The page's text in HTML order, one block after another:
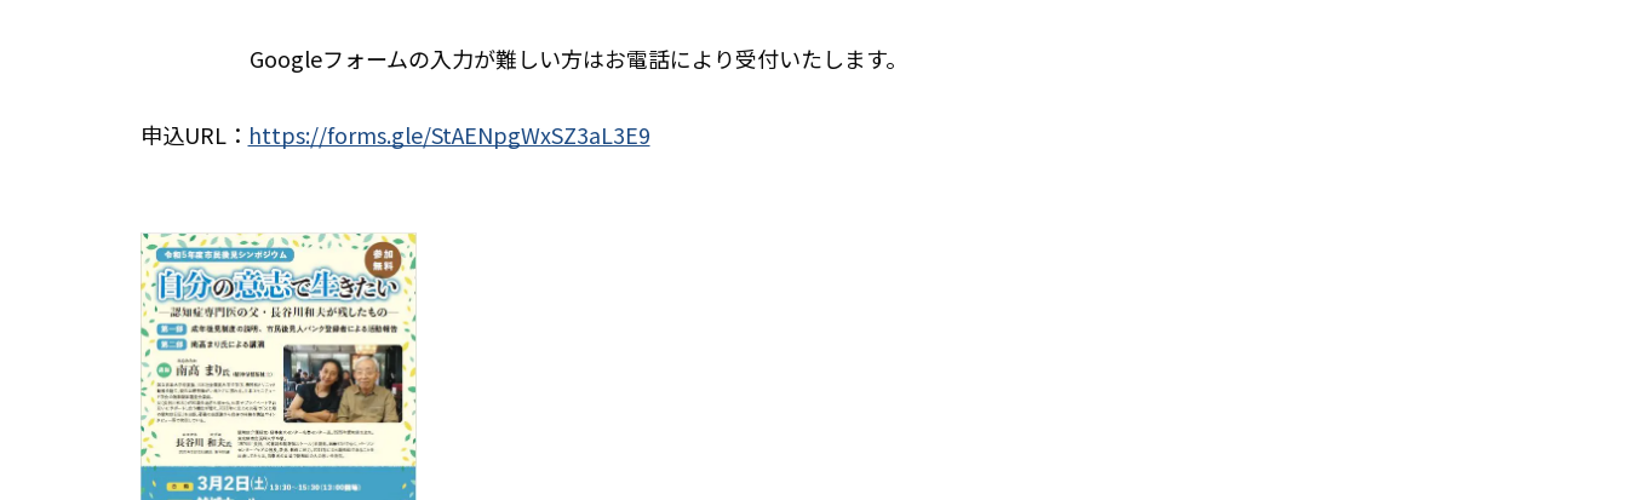
Googleフォームの入力が難しい方はお電話により受付いたします。
申込URL： https://forms.gle/StAENpgWxSZ3aL3E9